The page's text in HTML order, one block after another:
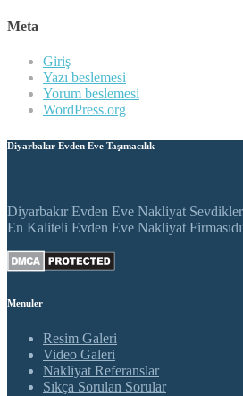
Meta
Giriş
Yazı beslemesi
Yorum beslemesi
WordPress.org
Diyarbakır Evden Eve Taşımacılık
Diyarbakır Evden Eve Nakliyat
En Kaliteli Evden Eve Nakliyat
Menuler
Resim Galeri
Video Galeri
Nakliyat Referanslar
Sıkça Sorulan Sorular